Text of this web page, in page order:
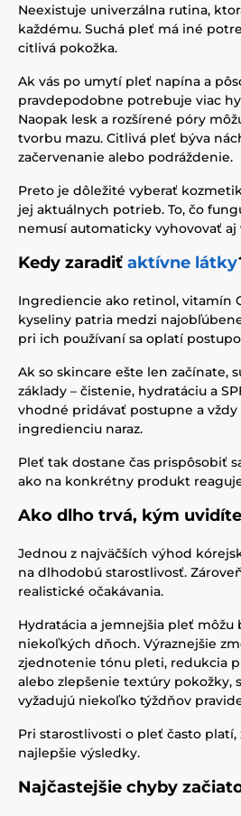
Neexistuje univerzálna rutina,
každému. Suchá pleť má iné
citlivá pokožka.
Ak vás po umytí pleť napína a
pravdepodobne potrebuje viac
Naopak lesk a rozšírené póry
tvorbu mazu. Citlivá pleť býva
začervenanie alebo podráždenie.
Preto je dôležité vyberať
jej aktuálnych potrieb. To, čo
nemusí automaticky vyhovovať aj
Kedy zaradiť aktívne látky
Ingrediencie ako retinol, vitamín
kyseliny patria medzi
pri ich používaní sa oplatí
Ak so skincare ešte len začínate,
základy – čistenie, hydratáciu a
vhodné pridávať postupne a
ingredienciu naraz.
Pleť tak dostane čas prispôsobiť
ako na konkrétny produkt
Ako dlho trvá, kým
Jednou z najväčších výhod
na dlhodobú starostlivosť.
realistické očakávania.
Hydratácia a jemnejšia pleť
niekoľkých dňoch. Výraznejšie
zjednotenie tónu pleti, redukcia
alebo zlepšenie textúry pokožky,
vyžadujú niekoľko týždňov
Pri starostlivosti o pleť často
najlepšie výsledky.
Najčastejšie chyby